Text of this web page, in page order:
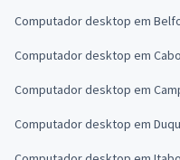
Computador desktop em
Computador desktop em
Computador desktop em
Computador desktop em